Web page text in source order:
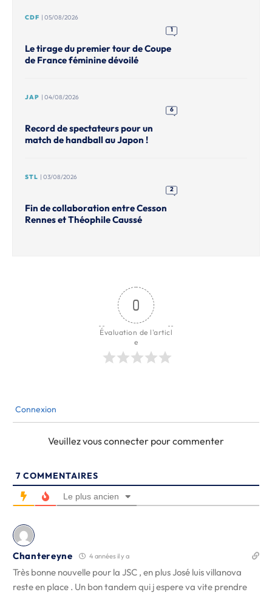
CDF | 05/08/2026
1
Le tirage du premier tour de Coupe
de France féminine dévoilé
JAP | 04/08/2026
6
Record de spectateurs pour un
match de handball au Japon !
STL | 03/08/2026
2
Fin de collaboration entre Cesson
Rennes et Théophile Caussé
0
Évaluation de l'articl
e
Connexion
Veuillez vous connecter pour commenter
7 COMMENTAIRES
Le plus ancien
Chantereyne 4 années il y a
Très bonne nouvelle pour la JSC , en plus José luis villanova
reste en place . Un bon tandem qui j espere va vite prendre